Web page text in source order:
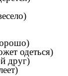
одеться)
друг)